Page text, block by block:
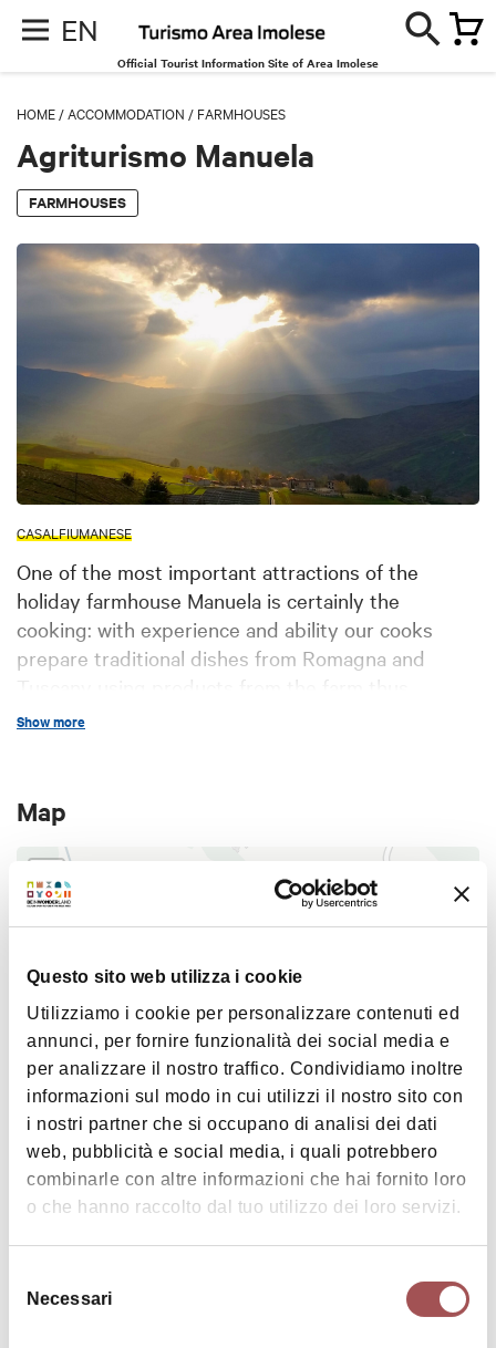
Questo sito web utilizza i cookie
Utilizziamo i cookie per personalizzare contenuti ed
annunci, per fornire funzionalità dei social media e
per analizzare il nostro traffico. Condividiamo inoltre
informazioni sul modo in cui utilizzi il nostro sito con
i nostri partner che si occupano di analisi dei dati
web, pubblicità e social media, i quali potrebbero
combinarle con altre informazioni che hai fornito loro
o che hanno raccolto dal tuo utilizzo dei loro servizi.
delNecessari
EN
Official Tourist Information Site of Area Imolese
HOME /ACCOMMODATION / FARMHOUSES
Agriturismo Manuela
FARMHOUSES
CASALFIUMANESE
One of the most important attractions of the
holiday farmhouse Manuela is certainly the
cooking: with experience and ability our cooks
prepare traditional dishes from Romagna and
Tuscany using products from the farm thus
creating real masterpieces of the culinary art.
Show more
Map
+
−
Leaflet OpenStreetMap contributors © CARTO
Agriturismo Manuela
Via Sillaro 7